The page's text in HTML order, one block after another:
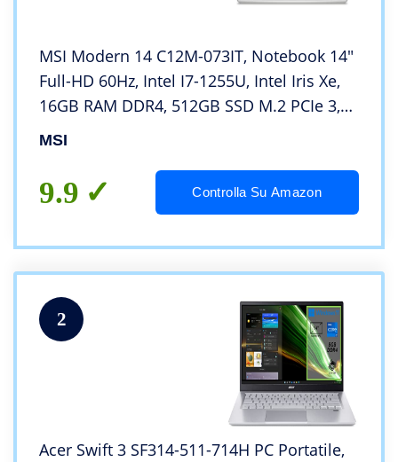
MSI Modern 14 C12M-073IT, Notebook 14″
Full-HD 60Hz, Intel I7-1255U, Intel Iris Xe,
16GB RAM DDR4, 512GB SSD M.2 PCIe 3,
WiFi 6, Win 11 Home [Layout e Garanzia
MSI
9.9 Controlla Su Amazon
2
Acer Swift 3 SF314-511-714H PC Portatile,